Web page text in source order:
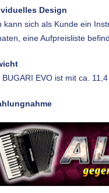
Design
kann sich als Kunde ein
eine Aufpreisliste
BUGARI EVO ist mit ca.